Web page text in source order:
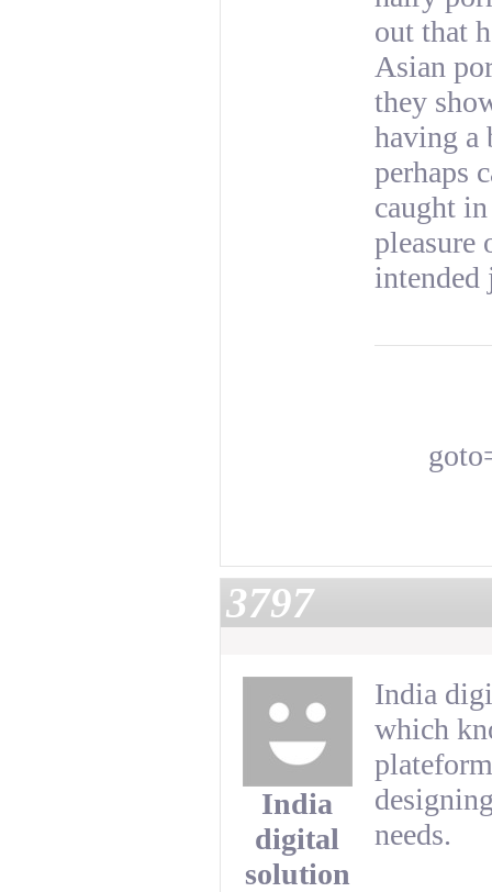
out that
Asian
they
having a
perhaps
caught
pleasure
intended
3797
India
digital
solution
India
which
needs.